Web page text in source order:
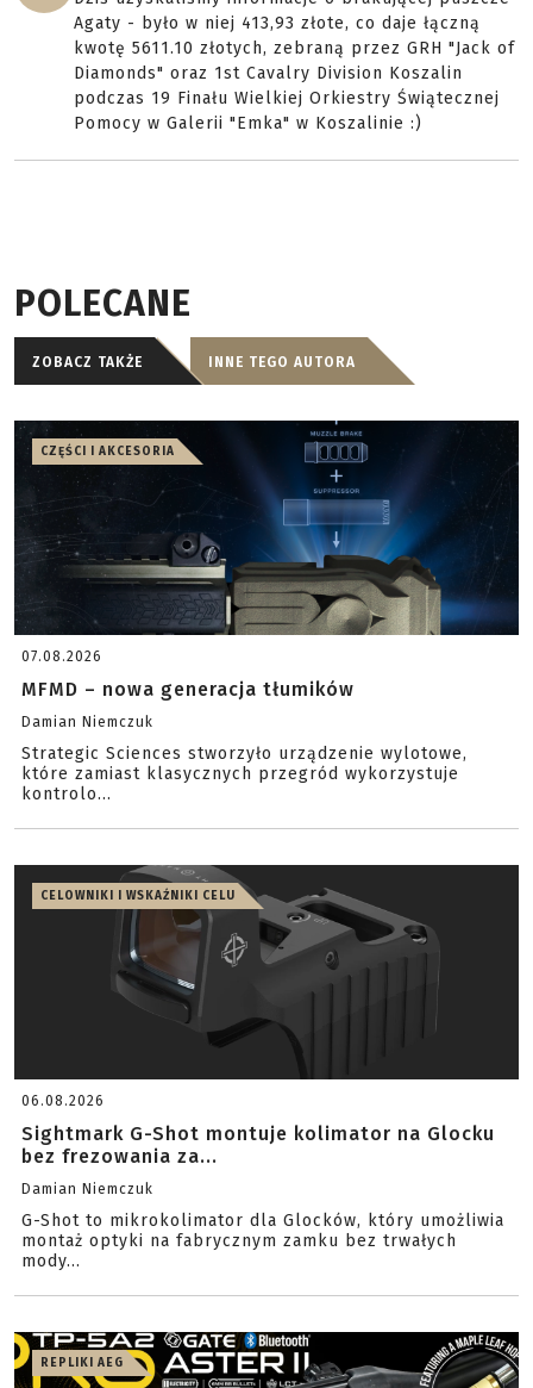
Agaty - było w niej 413,93 złote, co daje łączną
kwotę 5611.10 złotych, zebraną przez GRH "Jack of
Diamonds" oraz 1st Cavalry Division Koszalin
podczas 19 Finału Wielkiej Orkiestry Świątecznej
Pomocy w Galerii "Emka" w Koszalinie :)
POLECANE
ZOBACZ TAKŻE INNE TEGO AUTORA
CZĘŚCI I AKCESORIA
07.08.2026
MFMD – nowa generacja tłumików
Damian Niemczuk
Strategic Sciences stworzyło urządzenie wylotowe,
które zamiast klasycznych przegród wykorzystuje
kontrolo...
CELOWNIKI I WSKAŹNIKI CELU
06.08.2026
Sightmark G-Shot montuje kolimator na Glocku
bez frezowania za...
Damian Niemczuk
G-Shot to mikrokolimator dla Glocków, który umożliwia
montaż optyki na fabrycznym zamku bez trwałych
mody...
REPLIKI AEG